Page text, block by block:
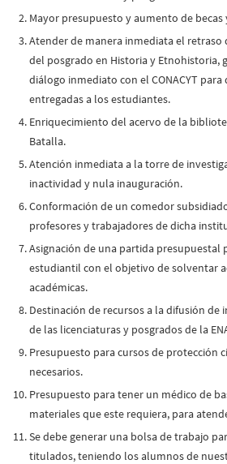
Mayor presupuesto y aumento de
Atender de manera inmediata el retraso
del posgrado en Historia y Etnohistoria,
diálogo inmediato con el CONACYT
entregadas a los estudiantes.
Enriquecimiento del acervo de la
Batalla.
Atención inmediata a la torre de
inactividad y nula inauguración.
Conformación de un comedor
profesores y trabajadores de dicha
Asignación de una partida presupuestal
estudiantil con el objetivo de solventar
académicas.
Destinación de recursos a la difusión de
de las licenciaturas y posgrados de la
Presupuesto para cursos de protección
necesarios.
Presupuesto para tener un médico de
materiales que este requiera, para
Se debe generar una bolsa de trabajo
titulados, teniendo los alumnos de